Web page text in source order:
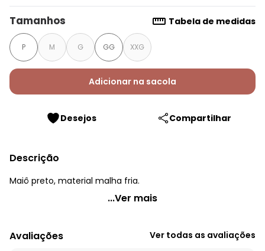
Tamanhos Tabela de medidas
P M G GG XXG
Adicionar na sacola
Desejos Compartilhar
Descrição
Maiô preto, material malha fria.
Quintess - Maiô Preto em Malha Fria
Material: Malha Fria
Estação: Verão
...Ver mais
Avaliações Ver todas as avaliações